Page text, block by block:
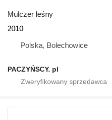
Mulczer leśny
2010
Polska, Bolechowice
PACZYŃSCY. pl